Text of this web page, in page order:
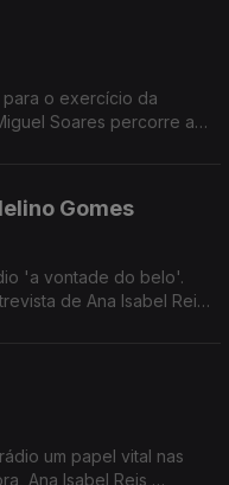
o exercício da
Soares percorre as
Gomes
'a vontade do belo'.
de Ana Isabel Reis
um papel vital nas
Ana Isabel Reis,